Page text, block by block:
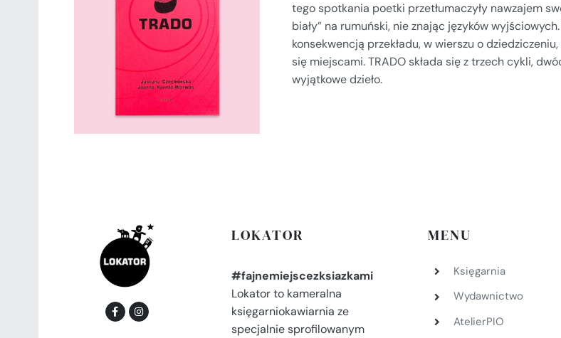
DODAJ DO KOSZYKA
SZCZEGÓŁY
tego spotkania poetki przetłumaczyły nawzajem
biały” na rumuński, nie znając języków
konsekwencją przekładu, w wierszu o
się miejscami. TRADO składa się z trzech cykli,
wyjątkowe dzieło.
LOKATOR
#fajnemiejscezksiazkami
Lokator to kameralna
księgarniokawiarnia ze
specjalnie sprofilowanym
MENU
Księgarnia
Wydawnictwo
AtelierPIO